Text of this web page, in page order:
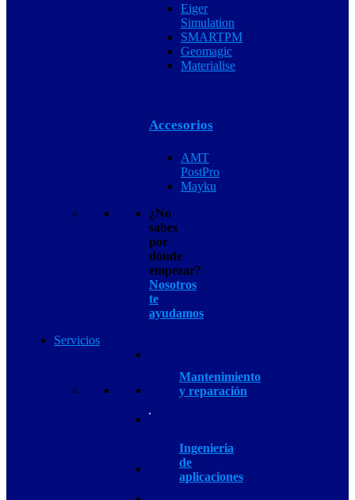
Eiger
Simulation
SMARTPM
Geomagic
Materialise
Accesorios
AMT
PostPro
Mayku
¿No
sabes
por
dónde
empezar?
Nosotros
te
ayudamos
Servicios
Mantenimiento
y reparación
Ingenieria
de
aplicaciones